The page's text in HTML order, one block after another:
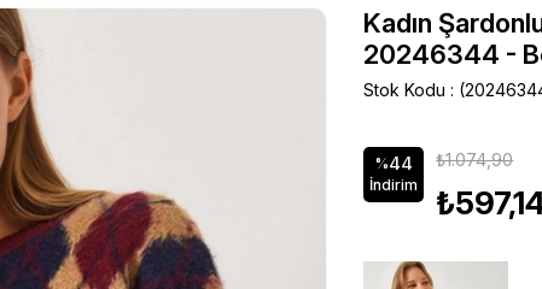
1000 TL ve üzeri alışverişlerde 150 TL İNDİRİM
Kadın
20246344 -
Stok Kodu
%44
İndirim
₺1.074,90